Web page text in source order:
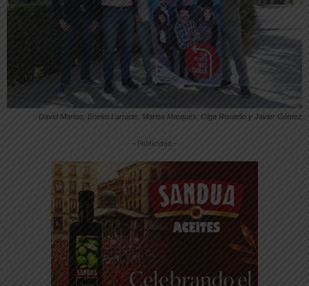
David Martos, Eneko Larrarte, Marisa Marqués, Olga Risueño y Javier Gómez
-- Publicidad --